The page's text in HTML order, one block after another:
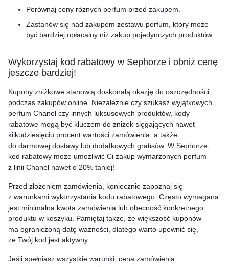
Porównaj ceny różnych perfum przed zakupem.
Zastanów się nad zakupem zestawu perfum, który może
być bardziej opłacalny niż zakup pojedynczych produktów.
Wykorzystaj kod rabatowy w Sephorze i obniż cenę
jeszcze bardziej!
Kupony zniżkowe stanowią doskonałą okazję do oszczędności
podczas zakupów online. Niezależnie czy szukasz wyjątkowych
perfum Chanel czy innych luksusowych produktów, kody
rabatowe mogą być kluczem do zniżek sięgających nawet
kilkudziesięciu procent wartości zamówienia, a także
do darmowej dostawy lub dodatkowych gratisów. W Sephorze,
kod rabatowy może umożliwić Ci zakup wymarzonych perfum
z linii Chanel nawet o 20% taniej!
Przed złożeniem zamówienia, koniecznie zapoznaj się
z warunkami wykorzystania kodu rabatowego. Często wymagana
jest minimalna kwota zamówienia lub obecność konkretnego
produktu w koszyku. Pamiętaj także, że większość kuponów
ma ograniczoną datę ważności, dlatego warto upewnić się,
że Twój kod jest aktywny.
Jeśli spełniasz wszystkie warunki, cena zamówienia